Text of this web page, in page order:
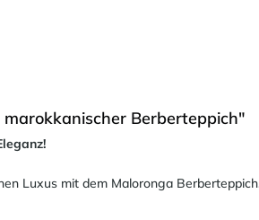
Berberteppich"
Luxus mit dem Maloronga